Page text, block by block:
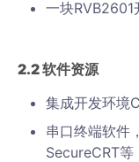
一块RVB2601
2.2软件资源
集成开发环境
串口终端软件
SecureCRT等